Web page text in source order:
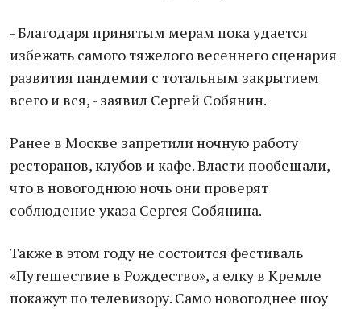
- Благодаря принятым мерам пока удается
избежать самого тяжелого весеннего сценария
развития пандемии с тотальным закрытием
всего и вся, - заявил Сергей Собянин.
Ранее в Москве запретили ночную работу
ресторанов, клубов и кафе. Власти пообещали,
что в новогоднюю ночь они проверят
соблюдение указа Сергея Собянина.
Также в этом году не состоится фестиваль
«Путешествие в Рождество», а елку в Кремле
покажут по телевизору. Само новогоднее шоу